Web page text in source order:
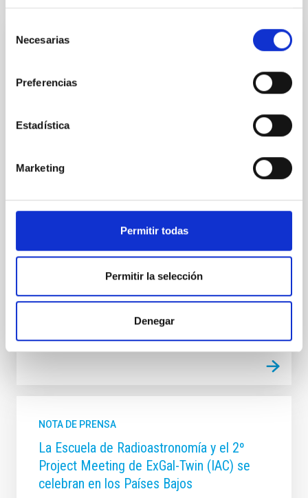
Necesarias
Preferencias
Estadística
Marketing
Permitir todas
Permitir la selección
Denegar
NOTA DE PRENSA
Consejo Europeo de 2025 con un proyecto
El investigador del IAC David Aguado ha obtenido una
promesas de la ciencia. Es la tercera ayuda ERC —
programa Horizonte Europa— que recibe el centro en
internacional. Estas becas, dotadas con hasta 1,5
financian iniciativas lideradas por científicos y
científicas en las primeras etapas de su trayectoria,
Fecha de publicación 04/09/2025 - 13:40:24
NOTA DE PRENSA
La Escuela de Radioastronomía y el 2º
Project Meeting de ExGal-Twin (IAC) se
celebran en los Países Bajos